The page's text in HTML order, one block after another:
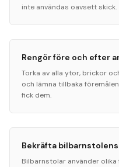
inte användas oavsett skick.
Rengör före och efter
Torka av alla ytor, brickor
och lämna tillbaka
fick dem.
Bekräfta
Bilbarnstolar använder olika